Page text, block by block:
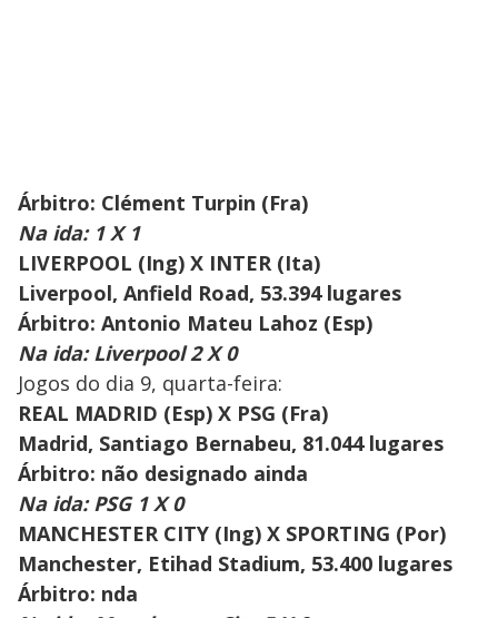
Árbitro: Clément Turpin (Fra)
Na ida: 1 X 1
LIVERPOOL (Ing) X INTER (Ita)
Liverpool, Anfield Road, 53.394 lugares
Árbitro: Antonio Mateu Lahoz (Esp)
Na ida: Liverpool 2 X 0
Jogos do dia 9, quarta-feira:
REAL MADRID (Esp) X PSG (Fra)
Madrid, Santiago Bernabeu, 81.044 lugares
Árbitro: não designado ainda
Na ida: PSG 1 X 0
MANCHESTER CITY (Ing) X SPORTING (Por)
Manchester, Etihad Stadium, 53.400 lugares
Árbitro: nda